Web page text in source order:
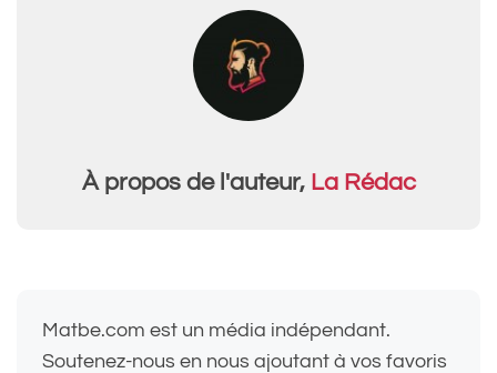
À propos de l'auteur, La Rédac
Matbe.com est un média indépendant.
Soutenez-nous en nous ajoutant à vos favoris